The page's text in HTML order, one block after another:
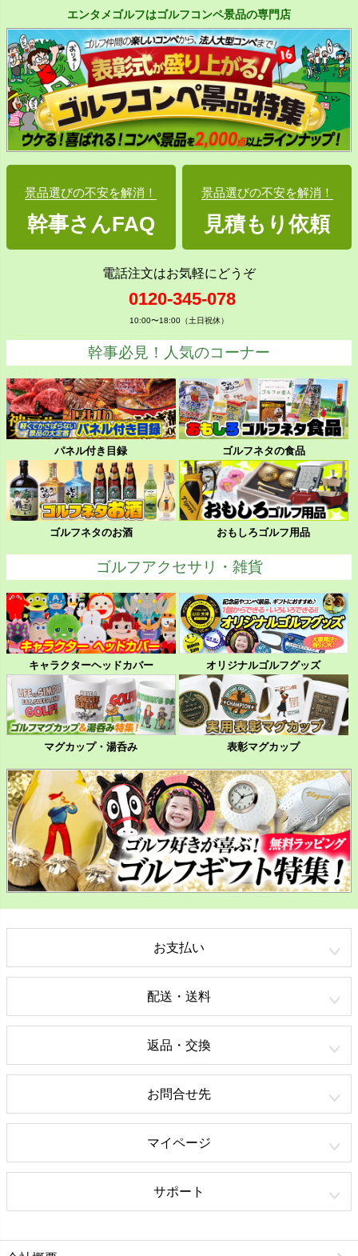
エンタメゴルフはゴルフコンペ景品の専門店
景品選びの不安を解消！
幹事さんFAQ
景品選びの不安を解消！
見積もり依頼
電話注文はお気軽にどうぞ
0120-345-078
10:00〜18:00（土日祝休）
幹事必見！人気のコーナー
パネル付き目録 ゴルフネタの食品
ゴルフネタのお酒 おもしろゴルフ用品
ゴルフアクセサリ・雑貨
キャラクターヘッドカバー オリジナルゴルフグッズ
マグカップ・湯呑み 表彰マグカップ
お支払い
配送・送料
返品・交換
お問合せ先
マイページ
サポート